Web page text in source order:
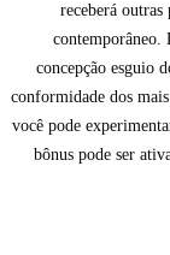
receberá
contemporâneo.
concepção esguio
conformidade dos
você pode
bônus pode ser